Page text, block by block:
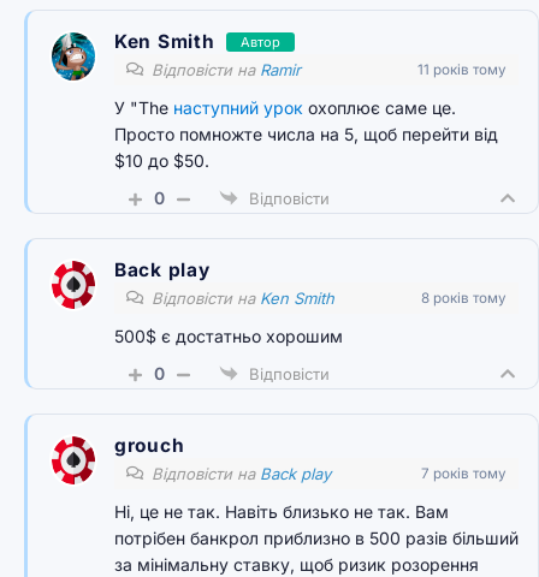
Ken Smith Автор
Відповісти на Ramir 11 років тому
У "The наступний урок охоплює саме це.
Просто помножте числа на 5, щоб перейти від
$10 до $50.
0
Відповісти
Back play
Відповісти на Ken Smith 8 років тому
500$ є достатньо хорошим
0
Відповісти
grouch
Відповісти на Back play 7 років тому
Ні, це не так. Навіть близько не так. Вам
потрібен банкрол приблизно в 500 разів більший
за мінімальну ставку, щоб ризик розорення